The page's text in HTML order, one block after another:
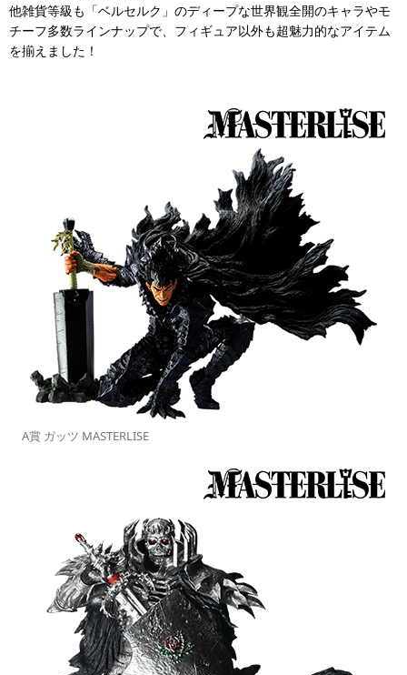
他雑貨等級も「ベルセルク」のディープな世界観全開のキャラやモ
チーフ多数ラインナップで、フィギュア以外も超魅力的なアイテム
を揃えました！
A賞 ガッツ MASTERLISE